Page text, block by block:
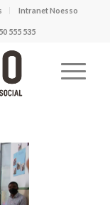
Intranet Noesso
555 535